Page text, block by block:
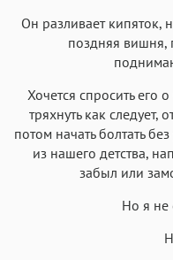
Он разливает кипяток,
поздняя вишня,
Хочется спросить его
тряхнуть как следует,
потом начать болтать
из нашего детства,
забыл или
Но я не